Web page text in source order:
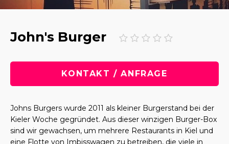
John's Burger
KONTAKT / ANFRAGE
Johns Burgers wurde 2011 als kleiner Burgerstand bei der
Kieler Woche gegründet. Aus dieser winzigen Burger-Box
sind wir gewachsen, um mehrere Restaurants in Kiel und
eine Flotte von Imbisswagen zu betreiben, die viele in